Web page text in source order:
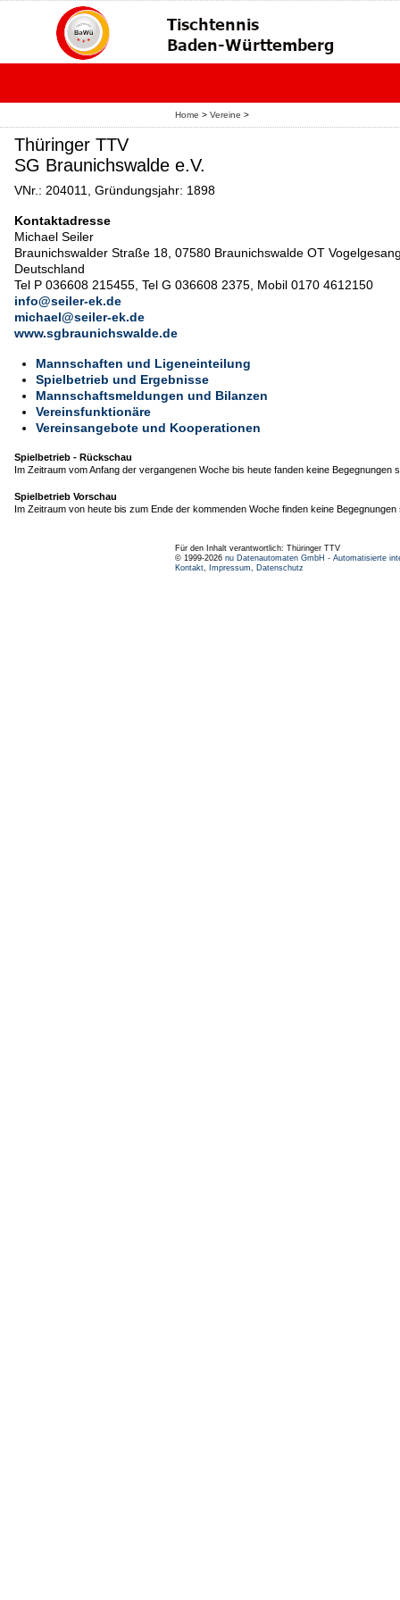
Home > Vereine >
Thüringer TTV
SG Braunichswalde e.V.
VNr.: 204011, Gründungsjahr: 1898
Kontaktadresse
Michael Seiler
Braunichswalder Straße 18, 07580 Braunichswalde OT
Deutschland
Tel P 036608 215455, Tel G 036608 2375, Mobil 0170 4612150
info@seiler-ek.de
michael@seiler-ek.de
www.sgbraunichswalde.de
Mannschaften und Ligeneinteilung
Spielbetrieb und Ergebnisse
Mannschaftsmeldungen und Bilanzen
Vereinsfunktionäre
Vereinsangebote und Kooperationen
Spielbetrieb - Rückschau
Im Zeitraum vom Anfang der vergangenen Woche bis heute fanden keine Begegnungen
Spielbetrieb Vorschau
Im Zeitraum von heute bis zum Ende der kommenden Woche finden keine Begegnungen
Für den Inhalt verantwortlich: Thüringer TTV
© 1999-2026 nu Datenautomaten GmbH - Automatisierte
Kontakt, Impressum, Datenschutz